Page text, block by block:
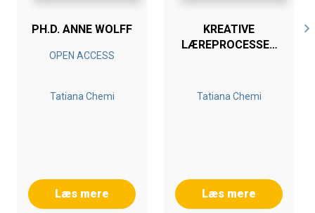
PH.D. ANNE WOLFF
OPEN ACCESS
Tatiana Chemi
Læs mere
KREATIVE
LÆREPROCESSER
Tatiana Chemi
Læs mere